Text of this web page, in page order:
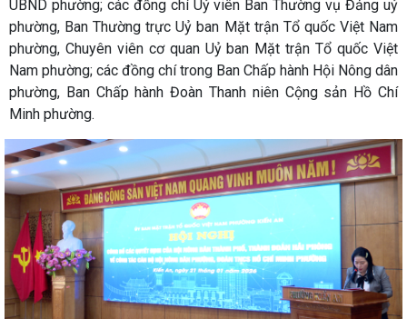
UBND phường; các đồng chí Uỷ viên Ban Thường vụ Đảng uỷ
phường, Ban Thường trực Uỷ ban Mặt trận Tổ quốc Việt Nam
phường, Chuyên viên cơ quan Uỷ ban Mặt trận Tổ quốc Việt
Nam phường; các đồng chí trong Ban Chấp hành Hội Nông dân
phường, Ban Chấp hành Đoàn Thanh niên Cộng sản Hồ Chí
Minh phường.